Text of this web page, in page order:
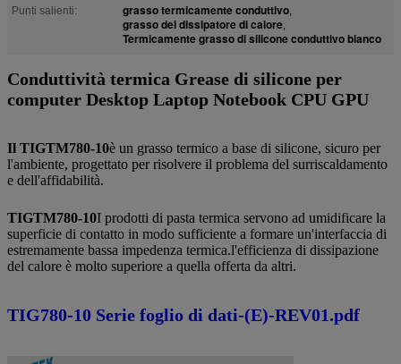
Punti salienti: grasso termicamente conduttivo,
grasso del dissipatore di calore,
Termicamente grasso di silicone conduttivo bianco
Conduttività termica Grease di silicone per
computer Desktop Laptop Notebook CPU GPU
Il TIGTM780-10è un grasso termico a base di silicone, sicuro per
l'ambiente, progettato per risolvere il problema del surriscaldamento
e dell'affidabilità.
TIGTM780-10I prodotti di pasta termica servono ad umidificare la
superficie di contatto in modo sufficiente a formare un'interfaccia di
estremamente bassa impedenza termica.l'efficienza di dissipazione
del calore è molto superiore a quella offerta da altri.
TIG780-10 Serie foglio di dati-(E)-REV01.pdf